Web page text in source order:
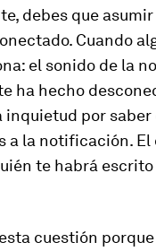
debes que
Cuando
el sonido de la
ha hecho
inquietud por
la notificación. El
te habrá
cuestión